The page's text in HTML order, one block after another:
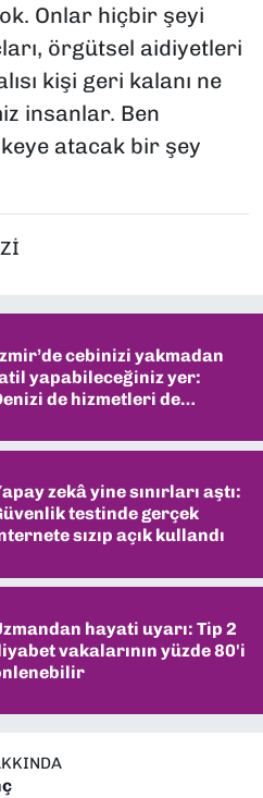
Onlar hiçbir şeyi
örgütsel aidiyetleri
kişi geri kalanı ne
insanlar. Ben
atacak bir şey
cebinizi yakmadan
yapabileceğiniz yer:
de hizmetleri de
zekâ yine sınırları aştı:
testinde gerçek
sızıp açık kullandı
hayati uyarı: Tip 2
vakalarının yüzde 80'i